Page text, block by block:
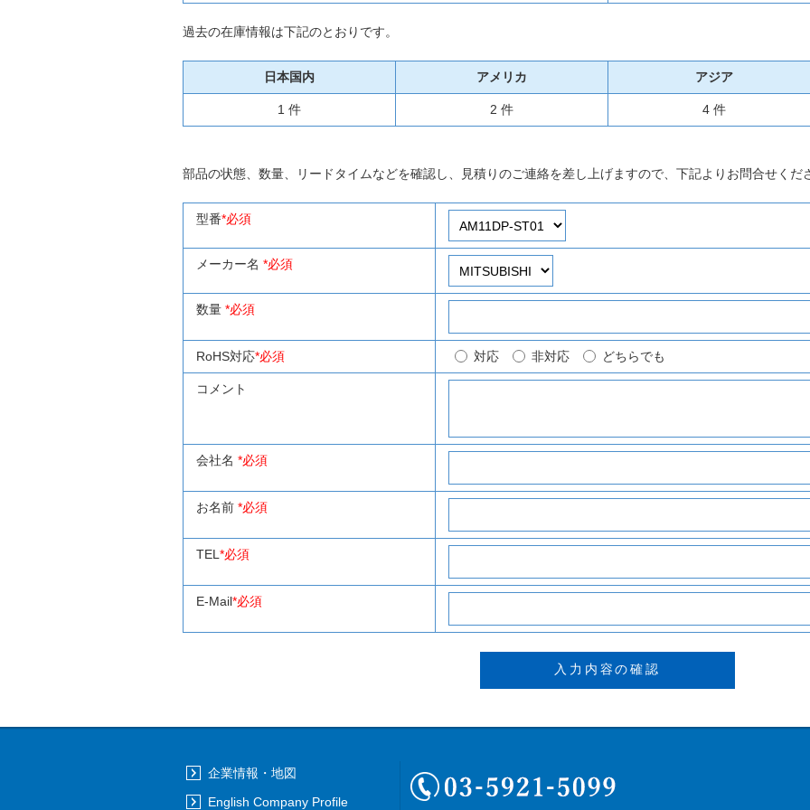
過去の在庫情報は下記のとおりです。
日本国内 アメリカ アジア
1 件 2 件 4 件
部品の状態、数量、リードタイムなどを確認し、見積りのご連絡を差し上げますので、下記よりお問合せくだ
型番*必須
メーカー名 *必須
数量 *必須
RoHS対応*必須 対応 非対応 どちらでも
コメント
会社名 *必須
お名前 *必須
TEL *必須
E-Mail*必須
企業情報・地図
English Company Profile